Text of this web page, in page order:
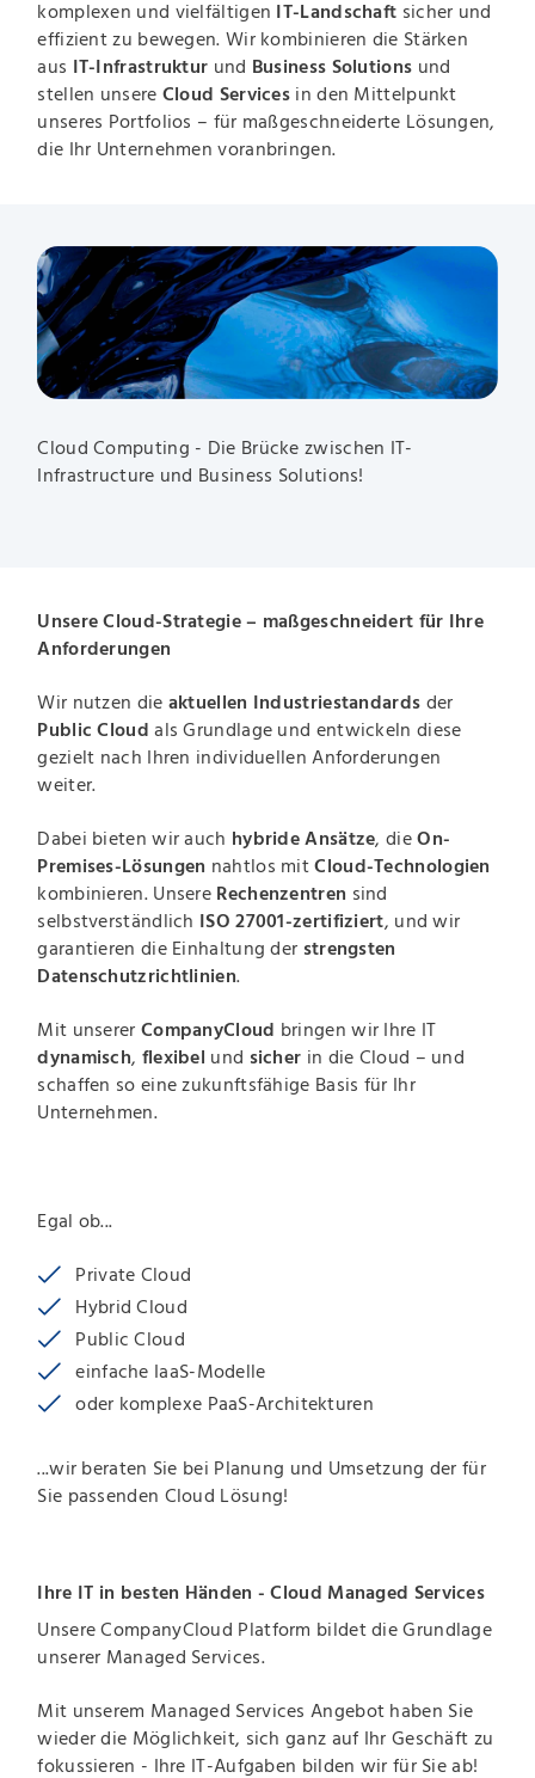
komplexen und vielfältigen
IT-Landschaft sicher und
effizient zu bewegen. Wir kombinieren die Stärken
aus
IT-Infrastruktur und Business Solutions und
stellen unsere Cloud Services in den Mittelpunkt
unseres Portfolios – für maßgeschneiderte Lösungen,
die Ihr Unternehmen voranbringen.
Cloud Computing - Die Brücke zwischen IT-
Infrastructure und Business Solutions!
Unsere Cloud-Strategie – maßgeschneidert für Ihre
Anforderungen
Wir nutzen die aktuellen Industriestandards der
Public Cloud als Grundlage und entwickeln diese
gezielt nach Ihren individuellen Anforderungen
weiter.
Dabei bieten wir auch hybride Ansätze, dieOn-
Premises-Lösungen nahtlos mitCloud-Technologien
kombinieren. Unsere Rechenzentren sind
selbstverständlich
ISO 27001-zertifiziert, und wir
garantieren die Einhaltung der strengsten
Datenschutzrichtlinien.
Mit unserer CompanyCloud
bringen wir Ihre IT
dynamisch, flexibel und sicher in die Cloud – und
schaffen so eine zukunftsfähige Basis für Ihr
Unternehmen.
Egal ob...
Private Cloud
Hybrid Cloud
Public Cloud
einfache IaaS-Modelle
oder komplexe PaaS-Architekturen
...wir beraten Sie bei Planung und Umsetzung der für
Sie passenden Cloud Lösung!
Ihre IT in besten Händen - Cloud Managed Services
Unsere CompanyCloud Platform bildet die Grundlage
unserer Managed Services.
Mit unserem Managed Services Angebot haben Sie
wieder die Möglichkeit, sich ganz auf Ihr Geschäft zu
fokussieren - Ihre IT-Aufgaben bilden wir für Sie ab!